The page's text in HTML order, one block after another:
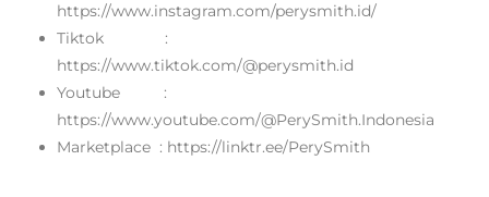
https://www.instagram.com/perysmith.id/
Tiktok :
https://www.tiktok.com/@perysmith.id
Youtube :
https://www.youtube.com/@PerySmith.Indonesia
Marketplace : https://linktr.ee/PerySmith